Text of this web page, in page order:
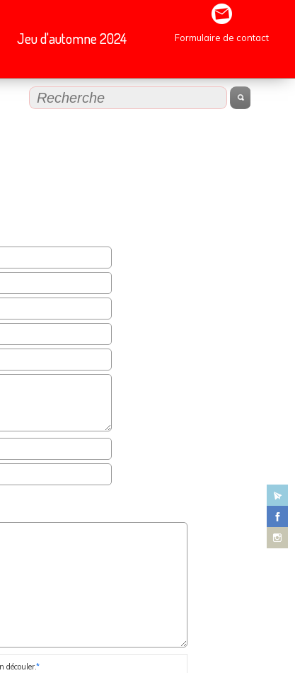
Formulaire de contact
Jeu d'automne 2024
découler.*